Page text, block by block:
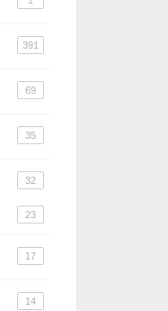
391
69
35
32
23
17
14